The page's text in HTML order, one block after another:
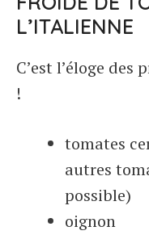
L’ITALIENNE
C’est l’éloge
!
tomates
autres
possible)
oignon